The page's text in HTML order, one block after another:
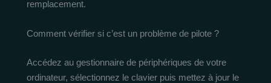
remplacement.
Comment vérifier si c’est un problème de pilote ?
Accédez au gestionnaire de périphériques de votre
ordinateur, sélectionnez le clavier puis mettez à jour le